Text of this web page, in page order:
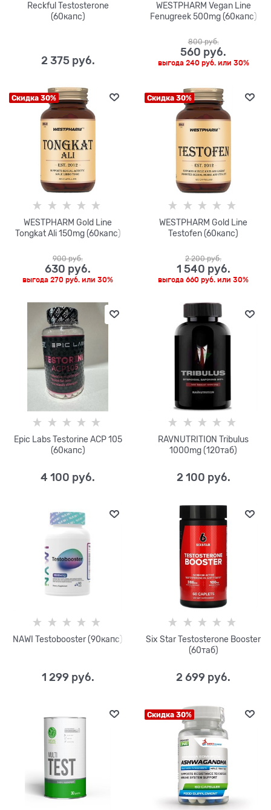
Reckful Testosterone
(60капс)
2 375 руб.
WESTPHARM Vegan Line
Fenugreek 500mg (60капс)
800 руб.
560 руб.
выгода 240 руб.или 30%
Скидка 30%
WESTPHARM Gold Line
Tongkat Ali 150mg (60капс)
900 руб.
630 руб.
выгода 270 руб. или 30%
Скидка 30%
WESTPHARM Gold Line
Testofen (60капс)
2 200 руб.
1 540 руб.
выгода 660 руб. или 30%
Epic Labs Testorine ACP 105
(60капс)
4 100 руб.
RAVNUTRITION Tribulus
1000mg (120таб)
2 100 руб.
NAWI Testobooster (90капс)
1 299 руб.
Six Star Testosterone Booster
(60таб)
2 699 руб.
Скидка 30%